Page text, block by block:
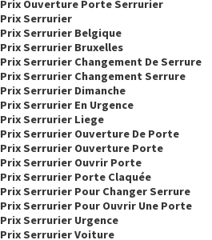
Prix Ouverture Porte Serrurier
Prix Serrurier
Prix Serrurier Belgique
Prix Serrurier Bruxelles
Prix Serrurier Changement De Serrure
Prix Serrurier Changement Serrure
Prix Serrurier Dimanche
Prix Serrurier En Urgence
Prix Serrurier Liege
Prix Serrurier Ouverture De Porte
Prix Serrurier Ouverture Porte
Prix Serrurier Ouvrir Porte
Prix Serrurier Porte Claquée
Prix Serrurier Pour Changer Serrure
Prix Serrurier Pour Ouvrir Une Porte
Prix Serrurier Urgence
Prix Serrurier Voiture